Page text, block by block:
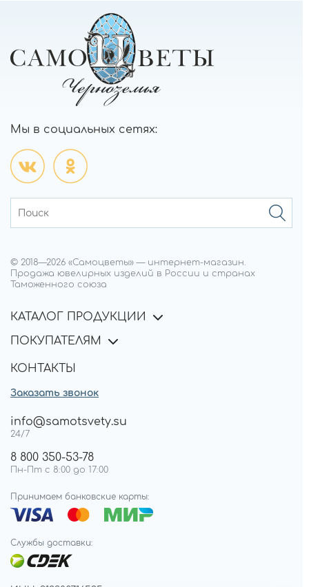
Мы в социальных сетях:
© 2018—2026 «Самоцветы» — интернет-магазин.
Продажа ювелирных изделий в России и странах
Таможенного союза
КАТАЛОГ ПРОДУКЦИИ
ПОКУПАТЕЛЯМ
КОНТАКТЫ
Заказать звонок
info@samotsvety.su
24/7
8 800 350-53-78
Пн-Пт с 8:00 до 17:00
Принимаем банковские карты:
Службы доставки: